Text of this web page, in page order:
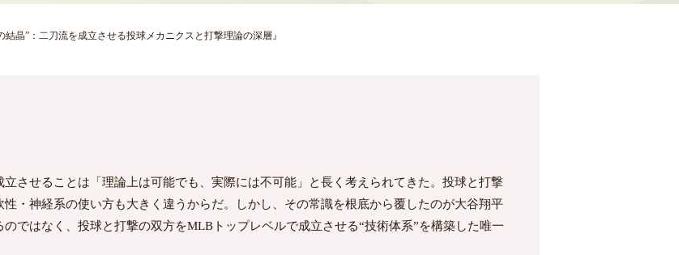
結晶”：二刀流を成立させる投球メカニクスと打撃理論の深層』
させることは「理論上は可能でも、実際には不可能」と長く考えられてきた。投球と打撃
・神経系の使い方も大きく違うからだ。しかし、その常識を根底から覆したのが大谷翔平
ではなく、投球と打撃の双方をMLBトップレベルで成立させる“技術体系”を構築した唯一